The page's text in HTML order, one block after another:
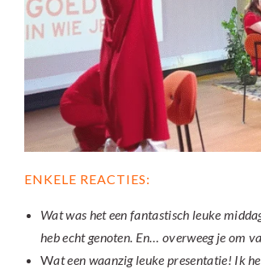
ENKELE REACTIES:
Wat was het een fantastisch leuke
heb echt genoten. En… overweeg je om
Wat een waanzig leuke presentatie! Ik